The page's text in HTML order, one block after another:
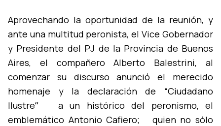
Aprovechando la oportunidad de la reunión, y
ante una multitud peronista, el Vice Gobernador
y Presidente del PJ de la Provincia de Buenos
Aires, el compañero Alberto Balestrini, al
comenzar su discurso anunció el merecido
homenaje y la declaración de “Ciudadano
Ilustreˮ a un histórico del peronismo, el
emblemático Antonio Cafiero; quien no sólo